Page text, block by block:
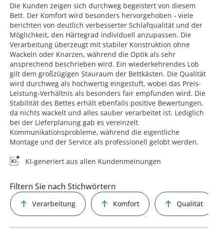
Die Kunden zeigen sich durchweg begeistert von diesem
Bett. Der Komfort wird besonders hervorgehoben - viele
berichten von deutlich verbesserter Schlafqualität und der
Möglichkeit, den Härtegrad individuell anzupassen. Die
Verarbeitung überzeugt mit stabiler Konstruktion ohne
Wackeln oder Knarzen, während die Optik als sehr
ansprechend beschrieben wird. Ein wiederkehrendes Lob
gilt dem großzügigen Stauraum der Bettkästen. Die Qualität
wird durchweg als hochwertig eingestuft, wobei das Preis-
Leistung-Verhältnis als besonders fair empfunden wird. Die
Stabilität des Bettes erhält ebenfalls positive Bewertungen,
da nichts wackelt und alles sauber verarbeitet ist. Lediglich
bei der Lieferplanung gab es vereinzelt
Kommunikationsprobleme, während die eigentliche
Montage und der Service als professionell gelobt werden.
KI-generiert aus allen Kundenmeinungen
Filtern Sie nach Stichwörtern
Verarbeitung Komfort Qualität